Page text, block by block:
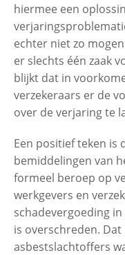
hiermee een
echter niet zo
er slechts één zaak
blijkt dat in
verzekeraars er de
over de verjaring te
Een positief teken
bemiddelingen van
formeel beroep op
werkgevers en
schadevergoeding
is overschreden.
asbestslachtoffers